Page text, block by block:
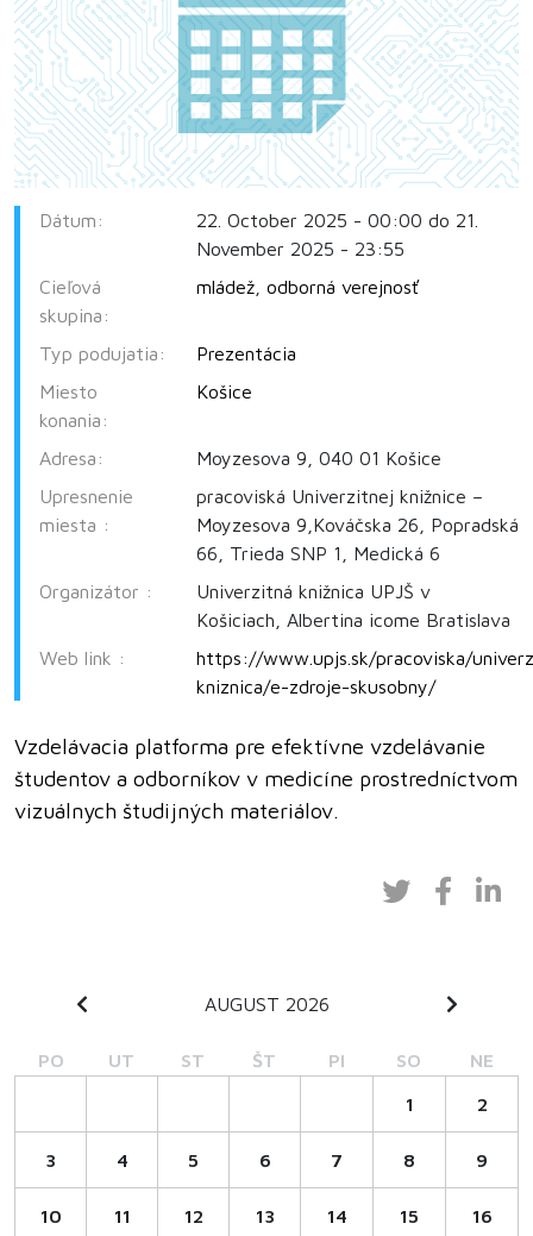
Dátum:
22. October 2025 - 00:00 do 21.
November 2025 - 23:55
Cieľová
skupina:
mládež, odborná verejnosť
Typ podujatia:
Prezentácia
Miesto
konania:
Košice
Adresa:
Moyzesova 9, 040 01 Košice
Upresnenie
miesta :
pracoviská Univerzitnej knižnice –
Moyzesova 9,Kováčska 26, Popradská
66, Trieda SNP 1, Medická 6
Organizátor :
Univerzitná knižnica UPJŠ v
Košiciach, Albertina icome Bratislava
Web link :
https://www.upjs.sk/pracoviska/
kniznica/e-zdroje-skusobny/
Vzdelávacia platforma pre efektívne vzdelávanie
študentov a odborníkov v medicíne prostredníctvom
vizuálnych študijných materiálov.
AUGUST 2026
PO UT ST ŠT PI SO NE
1 2
3 4 5 6 7 8 9
10 11 12 13 14 15 16